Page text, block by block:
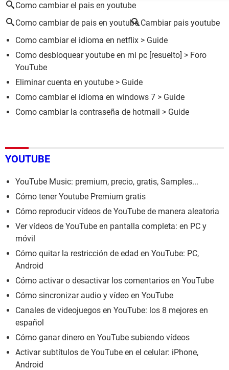
Como cambiar el pais en youtube
Como cambiar de pais en youtube Cambiar pais youtube
Como cambiar el idioma en netflix > Guide
Como desbloquear youtube en mi pc [resuelto] > Foro
YouTube
Eliminar cuenta en youtube > Guide
Como cambiar el idioma en windows 7 > Guide
Como cambiar la contraseña de hotmail > Guide
YOUTUBE
YouTube Music: premium, precio, gratis, Samples...
Cómo tener Youtube Premium gratis
Cómo reproducir vídeos de YouTube de manera aleatoria
Ver vídeos de YouTube en pantalla completa: en PC y
móvil
Cómo quitar la restricción de edad en YouTube: PC,
Android
Cómo activar o desactivar los comentarios en YouTube
Cómo sincronizar audio y vídeo en YouTube
Canales de videojuegos en YouTube: los 8 mejores en
español
Cómo ganar dinero en YouTube subiendo vídeos
Activar subtítulos de YouTube en el celular: iPhone,
Android